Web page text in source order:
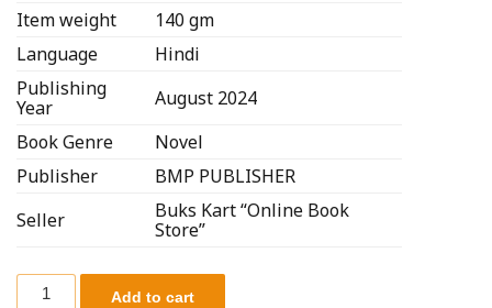
Item weight
140 gm
Language
Hindi
Publishing
Year
August 2024
Book Genre
Novel
Publisher
BMP PUBLISHER
Seller
Buks Kart “Online Book
Store”
Add to cart